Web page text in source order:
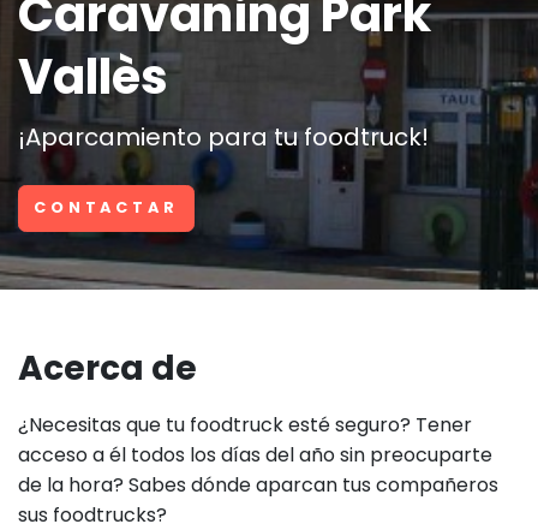
Caravaning Park
Vallès
¡Aparcamiento para tu foodtruck!
CONTACTAR
Acerca de
¿Necesitas que tu foodtruck esté seguro? Tener
acceso a él todos los días del año sin preocuparte
de la hora? Sabes dónde aparcan tus compañeros
sus foodtrucks?